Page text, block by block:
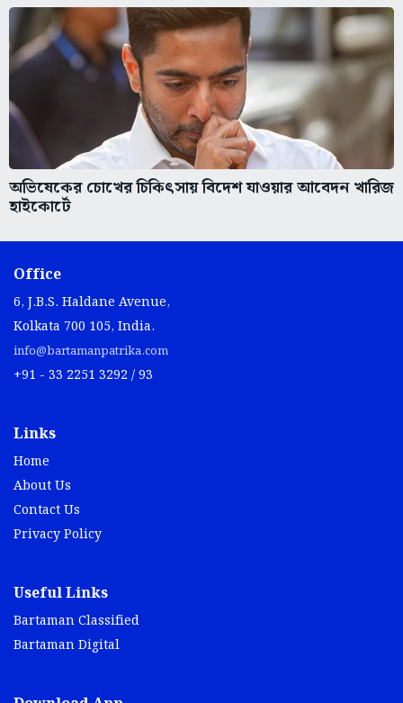
অভিষেকের চোখের চিকিৎসায় বিদেশ যাওয়ার আবেদন খারিজ
হাইকোর্টে
Office
6, J.B.S. Haldane Avenue,
Kolkata 700 105, India.
info@bartamanpatrika.com
+91 - 33 2251 3292 / 93
Links
Home
About Us
Contact Us
Privacy Policy
Useful Links
Bartaman Classified
Bartaman Digital